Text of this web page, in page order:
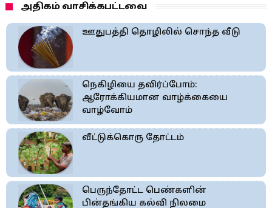
அதிகம் வாசிக்கபட்டவை
ஊதுபத்தி தொழிலில் சொந்த வீடு
நெகிழியை தவிர்ப்போம்:
ஆரோக்கியமான வாழ்க்கையை
வாழ்வோம்
வீட்டுக்கொரு தோட்டம்
பெருந்தோட்ட பெண்களின்
பின்தங்கிய கல்வி நிலமை